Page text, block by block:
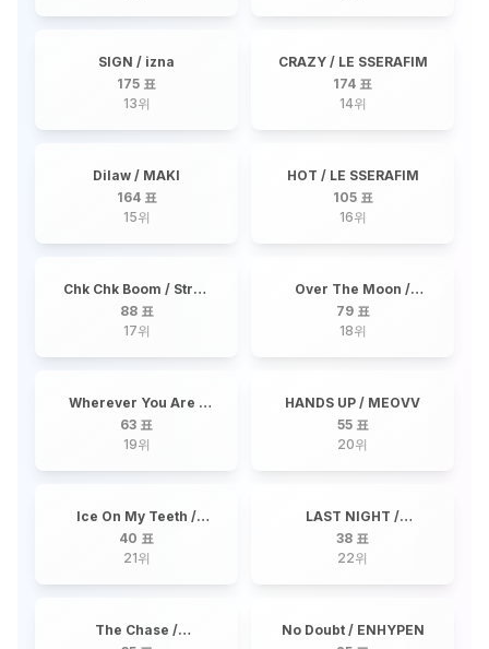
SIGN / izna
175 표
13위
CRAZY / LE SSERAFIM
174 표
14위
Dilaw / MAKI
164 표
15위
HOT / LE SSERAFIM
105 표
16위
Chk Chk Boom / Stray
Kids
88 표
17위
Over The Moon /
TOMORROW X
TOGETHER
79 표
18위
Wherever You Are /
REGINE VELASQUEZ
63 표
19위
HANDS UP / MEOVV
55 표
20위
Ice On My Teeth /
ATEEZ
40 표
21위
LAST NIGHT /
TREASURE
38 표
22위
The Chase /
No Doubt / ENHYPEN